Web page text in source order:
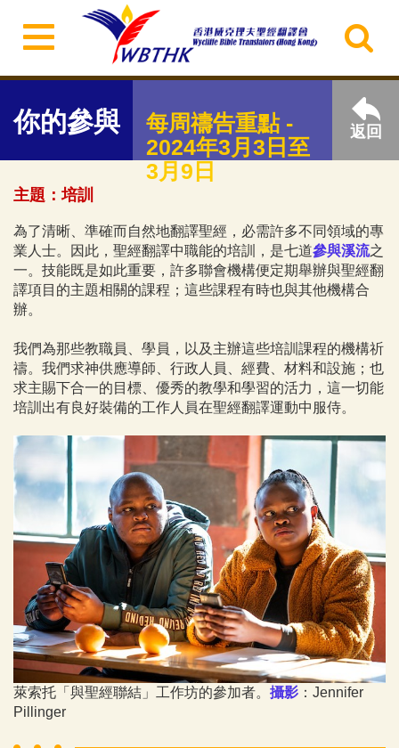
你的參與
每周禱告重點 -
2024年3月3日至
3月9日
返回
主題：培訓
為了清晰、準確而自然地翻譯聖經，必需許多不同領域的專
業人士。因此，聖經翻譯中職能的培訓，是七道參與溪流之
一。技能既是如此重要，許多聯會機構便定期舉辦與聖經翻
譯項目的主題相關的課程；這些課程有時也與其他機構合
辦。
我們為那些教職員、學員，以及主辦這些培訓課程的機構祈
禱。我們求神供應導師、行政人員、經費、材料和設施；也
求主賜下合一的目標、優秀的教學和學習的活力，這一切能
培訓出有良好裝備的工作人員在聖經翻譯運動中服侍。
萊索托「與聖經聯結」工作坊的參加者。 攝影 ：Jennifer
Pillinger